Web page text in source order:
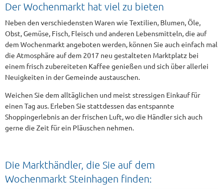
Der Wochenmarkt hat viel zu bieten
Neben den verschiedensten Waren wie Textilien, Blumen, Öle,
Obst, Gemüse, Fisch, Fleisch und anderen Lebensmitteln, die auf
dem Wochenmarkt angeboten werden, können Sie auch einfach mal
die Atmosphäre auf dem 2017 neu gestalteten Marktplatz bei
einem frisch zubereiteten Kaffee genießen und sich über allerlei
Neuigkeiten in der Gemeinde austauschen.
Weichen Sie dem alltäglichen und meist stressigen Einkauf für
einen Tag aus. Erleben Sie stattdessen das entspannte
Shoppingerlebnis an der frischen Luft, wo die Händler sich auch
gerne die Zeit für ein Pläuschen nehmen.
Die Markthändler, die Sie auf dem
Wochenmarkt Steinhagen finden: